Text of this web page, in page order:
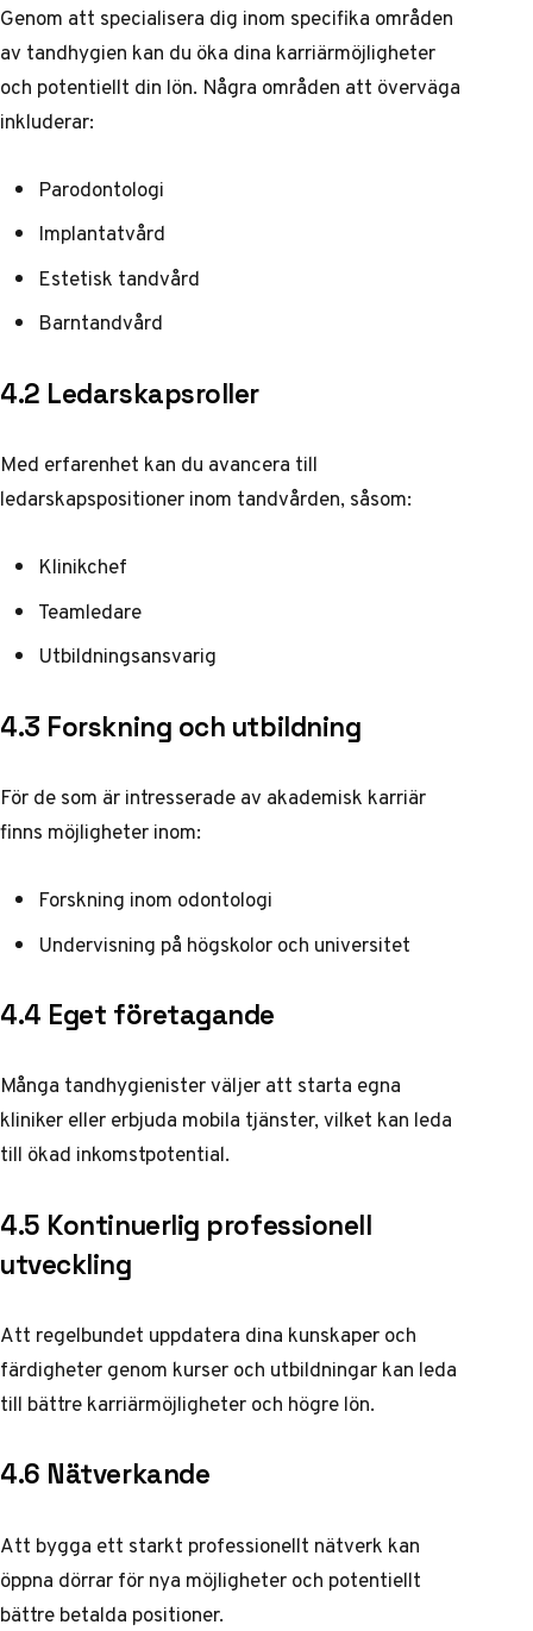
Genom att specialisera dig inom specifika områden
av tandhygien kan du öka dina karriärmöjligheter
och potentiellt din lön. Några områden att överväga
inkluderar:
Parodontologi
Implantatvård
Estetisk tandvård
Barntandvård
4.2 Ledarskapsroller
Med erfarenhet kan du avancera till
ledarskapspositioner inom tandvården, såsom:
Klinikchef
Teamledare
Utbildningsansvarig
4.3 Forskning och utbildning
För de som är intresserade av akademisk karriär
finns möjligheter inom:
Forskning inom odontologi
Undervisning på högskolor och universitet
4.4 Eget företagande
Många tandhygienister väljer att starta egna
kliniker eller erbjuda mobila tjänster, vilket kan leda
till ökad inkomstpotential.
4.5 Kontinuerlig professionell
utveckling
Att regelbundet uppdatera dina kunskaper och
färdigheter genom kurser och utbildningar kan leda
till bättre karriärmöjligheter och högre lön.
4.6 Nätverkande
Att bygga ett starkt professionellt nätverk kan
öppna dörrar för nya möjligheter och potentiellt
bättre betalda positioner.